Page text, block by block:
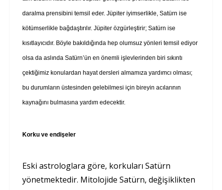
daralma prensibini temsil eder. Jüpiter iyimserlikle, Satürn ise
kötümserlikle bağdaştırılır. Jüpiter özgürleştirir; Satürn ise
kısıtlayıcıdır. Böyle bakıldığında hep olumsuz yönleri temsil ediyor
olsa da aslında Satürn’ün en önemli işlevlerinden biri sıkıntı
çektiğimiz konulardan hayat dersleri almamıza yardımcı olması;
bu durumların üstesinden gelebilmesi için bireyin acılarının
kaynağını bulmasına yardım edecektir.
Korku ve endişeler
Eski astrologlara göre, korkuları Satürn
yönetmektedir. Mitolojide Satürn, değişiklikten